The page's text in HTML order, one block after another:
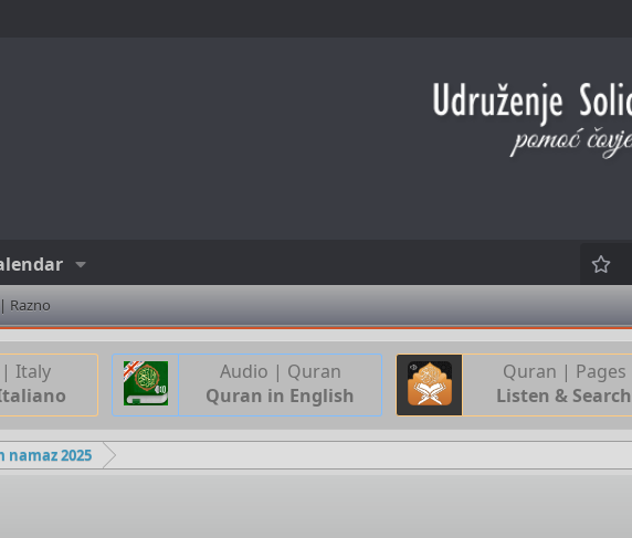
Razno
Italy
Audio | Quran
Quran in English
Quran | Pages
Listen & Search
namaz 2025